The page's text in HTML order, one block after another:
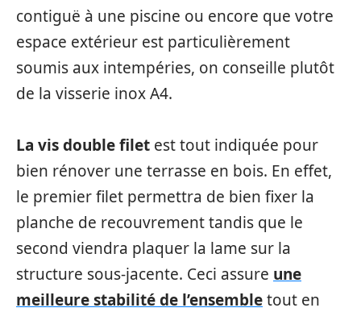
contiguë à une piscine ou encore que votre
espace extérieur est particulièrement
soumis aux intempéries, on conseille plutôt
de la visserie inox A4.
La vis double filet est tout indiquée pour
bien rénover une terrasse en bois. En effet,
le premier filet permettra de bien fixer la
planche de recouvrement tandis que le
second viendra plaquer la lame sur la
structure sous-jacente. Ceci assure une
meilleure stabilité de l’ensembletout en